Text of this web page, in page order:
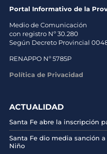
Portal Informativo de la
Medio de Comunicación
con registro Nº 30.280
Según Decreto Provincial
RENAPPO Nº 5785P
Política de Privacidad
ACTUALIDAD
Santa Fe abre la inscripción
Santa Fe dio media sanción
Niño